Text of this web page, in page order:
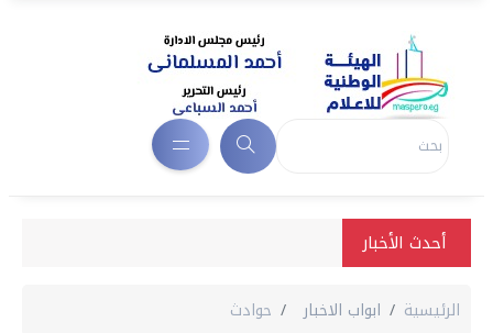
أحدث الأخبار
الرئيسية ابواب الاخبار حوادث